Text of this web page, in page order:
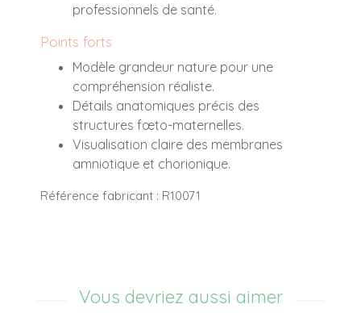
professionnels de santé.
Points forts
Modèle grandeur nature pour une
compréhension réaliste.
Détails anatomiques précis des
structures fœto-maternelles.
Visualisation claire des membranes
amniotique et chorionique.
Référence fabricant : R10071
Vous devriez aussi aimer